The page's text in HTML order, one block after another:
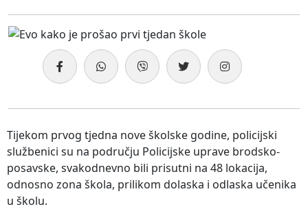
Tijekom prvog tjedna nove školske godine, policijski
službenici su na području Policijske uprave brodsko-
posavske, svakodnevno bili prisutni na 48 lokacija,
odnosno zona škola, prilikom dolaska i odlaska učenika
u školu.